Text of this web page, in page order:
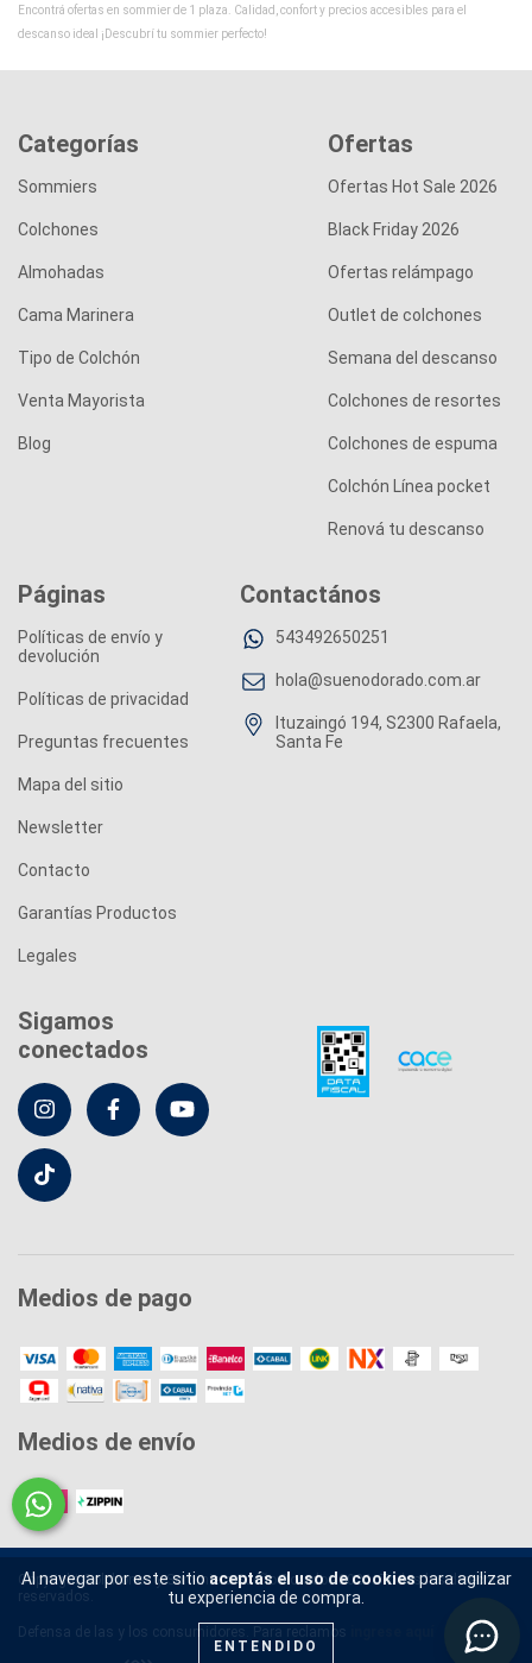
Al navegar por este sitioaceptás el uso de cookiespara agilizar
tu experiencia de compra.
ENTENDIDO
Encontrá ofertas en sommier de 1 plaza. Calidad, confort y precios accesibles para el
descanso ideal ¡Descubrí tu sommier perfecto!
Categorías
Sommiers
Colchones
Almohadas
Cama Marinera
Tipo de Colchón
Venta Mayorista
Blog
Ofertas
Ofertas Hot Sale 2026
Black Friday 2026
Ofertas relámpago
Outlet de colchones
Semana del descanso
Colchones de resortes
Colchones de espuma
Colchón Línea pocket
Renová tu descanso
Páginas
Políticas de envío y
devolución
Políticas de privacidad
Preguntas frecuentes
Mapa del sitio
Newsletter
Contacto
Garantías Productos
Legales
Contactános
543492650251
hola@suenodorado.com.ar
Ituzaingó 194, S2300 Rafaela,
Santa Fe
Sigamos
conectados
Medios de pago
Medios de envío
Copyright Colchones y Sommiers Sueño Dorado - 2026. Todos los derechos
reservados.
Defensa de las y los consumidores. Para reclamos